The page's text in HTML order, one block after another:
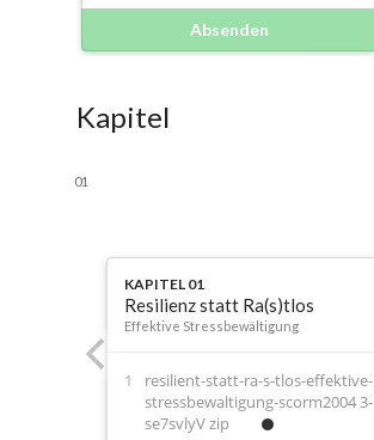
Absenden
Kapitel
01
KAPITEL 01
Resilienz statt Ra(s)tlos
Effektive Stressbewältigung
resilient-statt-ra-s-tlos-effektive-
stressbewaltigung-scorm2004 3-
se7svlyV zip